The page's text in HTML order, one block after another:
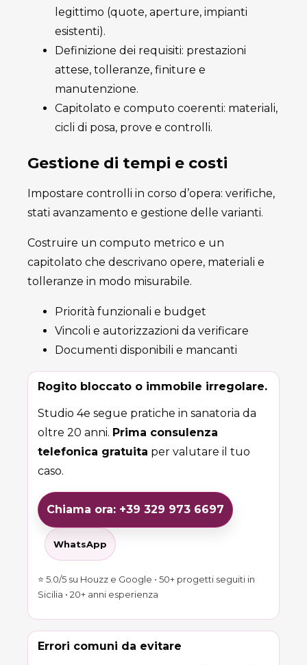
legittimo (quote, aperture, impianti
esistenti).
Definizione dei requisiti: prestazioni
attese, tolleranze, finiture e
manutenzione.
Capitolato e computo coerenti: materiali,
cicli di posa, prove e controlli.
Gestione di tempi e costi
Impostare controlli in corso d’opera: verifiche,
stati avanzamento e gestione delle varianti.
Costruire un computo metrico e un
capitolato che descrivano opere, materiali e
tolleranze in modo misurabile.
Priorità funzionali e budget
Vincoli e autorizzazioni da verificare
Documenti disponibili e mancanti
Rogito bloccato o immobile irregolare.
Studio 4e segue pratiche in sanatoria da
oltre 20 anni. Prima consulenza
telefonica gratuita per valutare il tuo
caso.
Chiama ora: +39 329 973 6697
WhatsApp
⭐ 5.0/5 su Houzz e Google • 50+ progetti seguiti in
Sicilia • 20+ anni esperienza
Errori comuni da evitare